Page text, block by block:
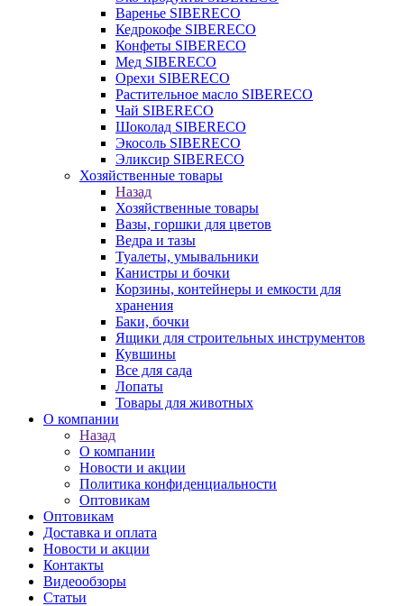
Варенье SIBERECO
Кедрокофе SIBERECO
Конфеты SIBERECO
Мед SIBERECO
Орехи SIBERECO
Растительное масло SIBERECO
Чай SIBERECO
Шоколад SIBERECO
Экосоль SIBERECO
Эликсир SIBERECO
Хозяйственные товары
Назад
Хозяйственные товары
Вазы, горшки для цветов
Ведра и тазы
Туалеты, умывальники
Канистры и бочки
Корзины, контейнеры и емкости для
хранения
Баки, бочки
Ящики для строительных инструментов
Кувшины
Все для сада
Лопаты
Товары для животных
О компании
Назад
О компании
Новости и акции
Политика конфиденциальности
Оптовикам
Оптовикам
Доставка и оплата
Новости и акции
Контакты
Видеообзоры
Статьи